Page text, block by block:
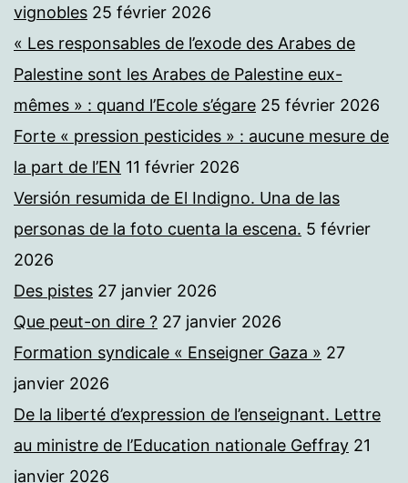
vignobles 25 février 2026
« Les responsables de l’exode des Arabes de
Palestine sont les Arabes de Palestine eux-
mêmes » : quand l’Ecole s’égare 25 février 2026
Forte « pression pesticides » : aucune mesure de
la part de l’EN 11 février 2026
Versión resumida de El Indigno. Una de las
personas de la foto cuenta la escena. 5 février
2026
Des pistes 27 janvier 2026
Que peut-on dire ? 27 janvier 2026
Formation syndicale « Enseigner Gaza » 27
janvier 2026
De la liberté d’expression de l’enseignant. Lettre
au ministre de l’Education nationale Geffray 21
janvier 2026